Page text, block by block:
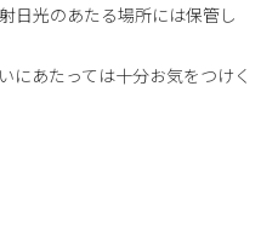
日光のあたる場所には保管し
にあたっては十分お気をつけく